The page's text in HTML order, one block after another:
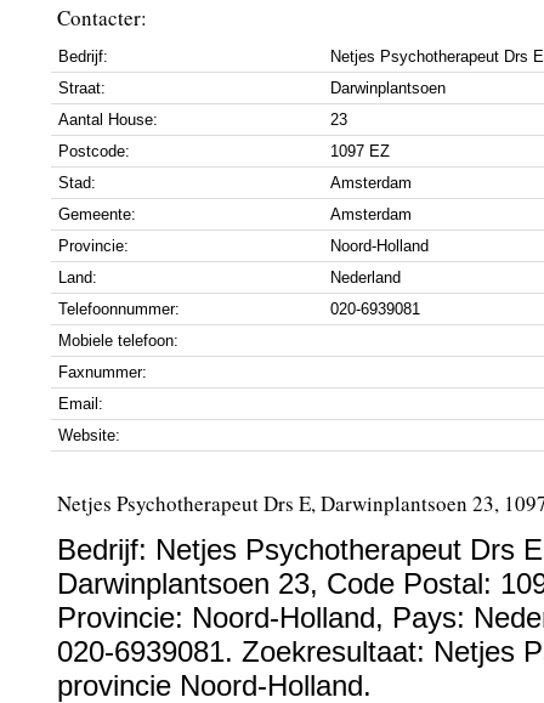
Contacter:
Bedrijf:
Netjes Psychotherapeut Drs E
Straat:
Darwinplantsoen
Aantal House:
23
Postcode:
1097 EZ
Stad:
Amsterdam
Gemeente:
Amsterdam
Provincie:
Noord-Holland
Land:
Nederland
Telefoonnummer:
020-6939081
Mobiele telefoon:
Faxnummer:
Email:
Website:
Netjes Psychotherapeut Drs E, Darwinplantsoen 23,
Bedrijf: Netjes Psychotherapeut Drs E
Darwinplantsoen 23, Code Postal:
Provincie: Noord-Holland, Pays:
020-6939081. Zoekresultaat: Netjes
provincie Noord-Holland.